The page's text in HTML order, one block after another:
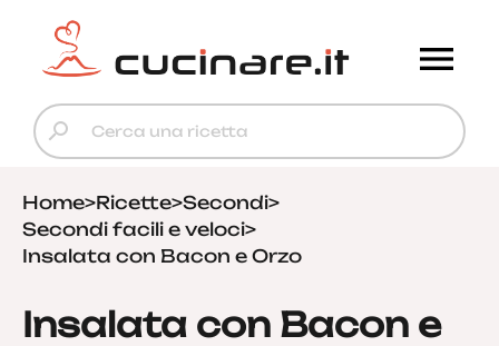
Home>Ricette>Secondi>
Secondi facili e veloci>
Insalata con Bacon e Orzo
Insalata con Bacon e